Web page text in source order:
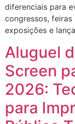
diferenciais para
congressos,
exposições e
Aluguel
Screen
2026:
para